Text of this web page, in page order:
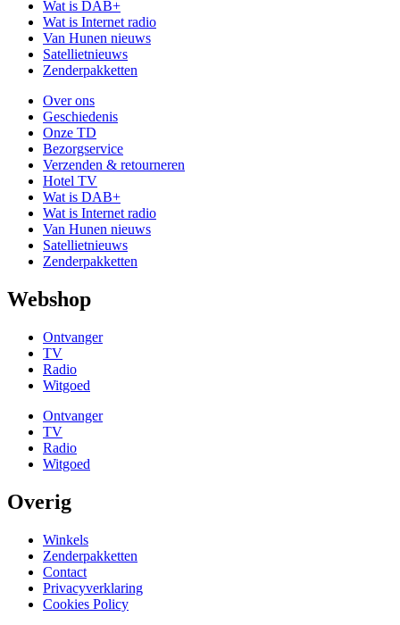
Wat is DAB+
Wat is Internet radio
Van Hunen nieuws
Satellietnieuws
Zenderpakketten
Over ons
Geschiedenis
Onze TD
Bezorgservice
Verzenden & retourneren
Hotel TV
Wat is DAB+
Wat is Internet radio
Van Hunen nieuws
Satellietnieuws
Zenderpakketten
Webshop
Ontvanger
TV
Radio
Witgoed
Ontvanger
TV
Radio
Witgoed
Overig
Winkels
Zenderpakketten
Contact
Privacyverklaring
Cookies Policy